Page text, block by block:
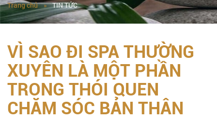
Trang chủ TIN TỨC
VÌ SAO ĐI SPA THƯỜNG
XUYÊN LÀ MỘT PHẦN
TRONG THÓI QUEN
CHĂM SÓC BẢN THÂN